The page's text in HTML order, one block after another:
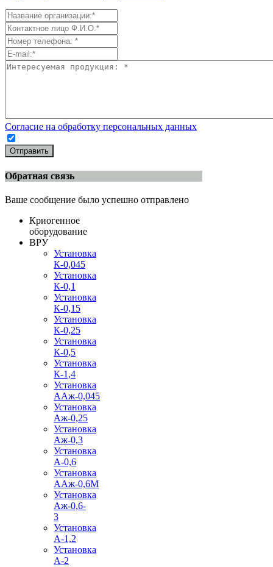
Согласие на обработку персональных данных
Отправить
Обратная связь
Ваше сообщение было успешно отправлено
Криогенное
оборудование
ВРУ
Установка
К-0,045
Установка
К-0,1
Установка
К-0,15
Установка
К-0,25
Установка
К-0,5
Установка
К-1,4
Установка
ААж-0,045
Установка
Аж-0,25
Установка
Аж-0,3
Установка
А-0,6
Установка
ААж-0,6М
Установка
Аж-0,6-
3
Установка
А-1,2
Установка
А-2